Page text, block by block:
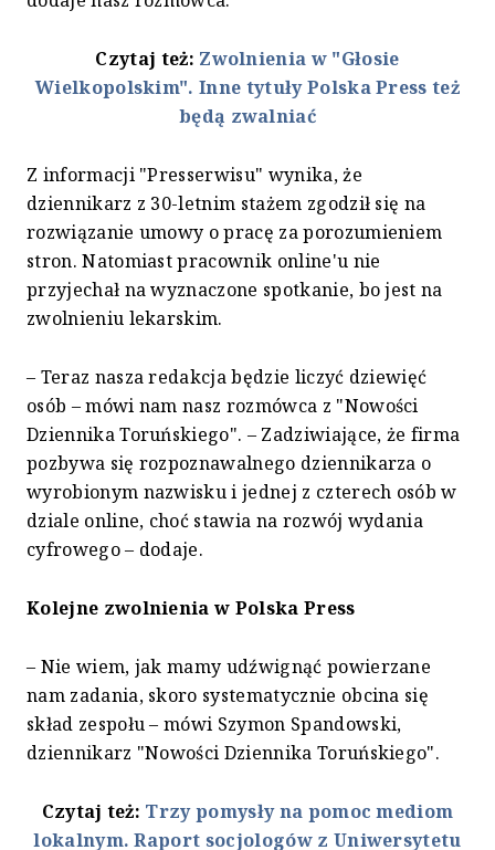
Czytaj też: Zwolnienia w "Głosie
Wielkopolskim". Inne tytuły Polska Press też
będą zwalniać
Z informacji "Presserwisu" wynika, że
dziennikarz z 30-letnim stażem zgodził się na
rozwiązanie umowy o pracę za porozumieniem
stron. Natomiast pracownik online'u nie
przyjechał na wyznaczone spotkanie, bo jest na
zwolnieniu lekarskim.
– Teraz nasza redakcja będzie liczyć dziewięć
osób – mówi nam nasz rozmówca z "Nowości
Dziennika Toruńskiego". – Zadziwiające, że firma
pozbywa się rozpoznawalnego dziennikarza o
wyrobionym nazwisku i jednej z czterech osób w
dziale online, choć stawia na rozwój wydania
cyfrowego – dodaje.
Kolejne zwolnienia w Polska Press
– Nie wiem, jak mamy udźwignąć powierzane
nam zadania, skoro systematycznie obcina się
skład zespołu – mówi Szymon Spandowski,
dziennikarz "Nowości Dziennika Toruńskiego".
Czytaj też: Trzy pomysły na pomoc mediom
lokalnym. Raport socjologów z Uniwersytetu